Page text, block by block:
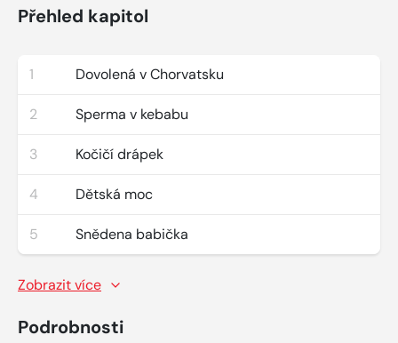
Přehled kapitol
1 Dovolená v Chorvatsku
2 Sperma v kebabu
3 Kočičí drápek
4 Dětská moc
5 Snědena babička
Zobrazit více
Podrobnosti